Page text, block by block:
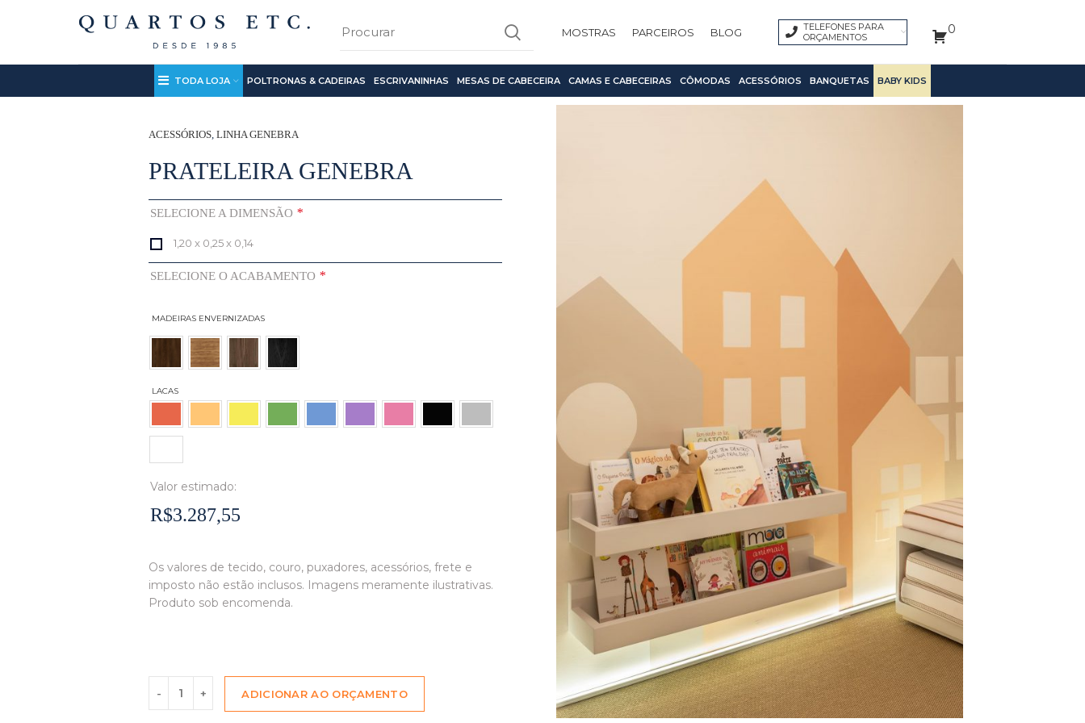
MOSTRAS PARCEIROS BLOG
TELEFONES PARA
ORÇAMENTOS
0
TODA LOJA POLTRONAS & CADEIRAS ESCRIVANINHAS MESAS DE CABECEIRA CAMAS E CABECEIRAS CÔMODAS ACESSÓRIOS BANQUETAS BABY KIDS
ACESSÓRIOS, LINHA GENEBRA
PRATELEIRA GENEBRA
SELECIONE A DIMENSÃO *
1,20 x 0,25 x 0,14
SELECIONE O ACABAMENTO *
Valor estimado:
R$3.287,55
Os valores de tecido, couro, puxadores, acessórios, frete e
imposto não estão inclusos. Imagens meramente ilustrativas.
Produto sob encomenda.
ADICIONAR AO ORÇAMENTO